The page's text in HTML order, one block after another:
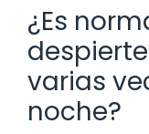
¿Es
varias
noche?